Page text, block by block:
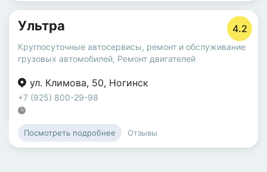
Ультра 4.2
Круглосуточные автосервисы, ремонт и обслуживание
грузовых автомобилей, Ремонт двигателей
ул. Климова, 50, Ногинск
+7 (925) 800-29-98
Посмотреть подробнее Отзывы